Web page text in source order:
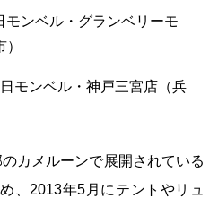
ンベル・グランベリーモ
モンベル・神戸三宮店（兵
カメルーンで展開されている
、2013年5月にテントやリュ